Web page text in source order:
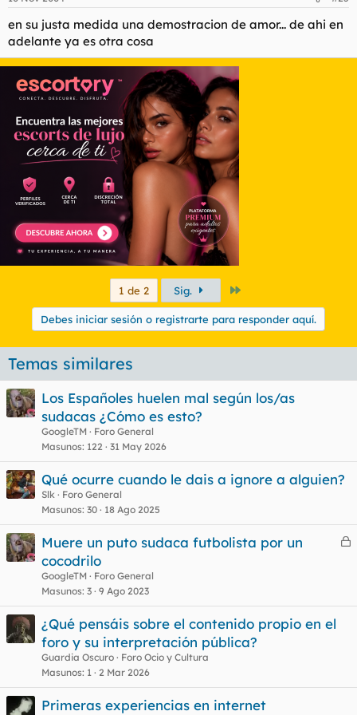
en su justa medida una demostracion de amor... de ahi en
adelante ya es otra cosa
1 de 2 Sig.
Debes iniciar sesión o registrarte para responder aquí.
Temas similares
Los Españoles huelen mal según los/as
sudacas ¿Cómo es esto?
GoogleTM
Foro General
Masunos 122 31 May 2026
Qué ocurre cuando le dais a ignore a alguien?
Slk
Foro General
Masunos 30 18 Ago 2025
C
a
Muere un puto sudaca futbolista por un
cocodrilo
GoogleTM
Foro General
Masunos 3 9 Ago 2023
¿Qué pensáis sobre el contenido propio en el
foro y su interpretación pública?
Guardia Oscuro
Foro Ocio y Cultura
Masunos 1 2 Mar 2026
Primeras experiencias en internet